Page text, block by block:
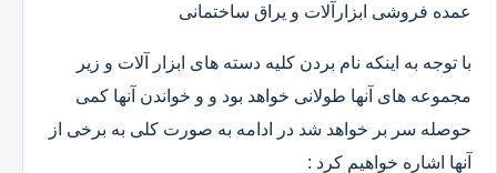
عمده فروشی ابزارآلات و یراق ساختمانی
با توجه به اینکه نام بردن کلیه دسته های ابزار آلات و زیر
مجموعه های آنها طولانی خواهد بود و و خواندن آنها کمی
حوصله سر بر خواهد شد در ادامه به صورت کلی به برخی از
آنها اشاره خواهیم کرد :